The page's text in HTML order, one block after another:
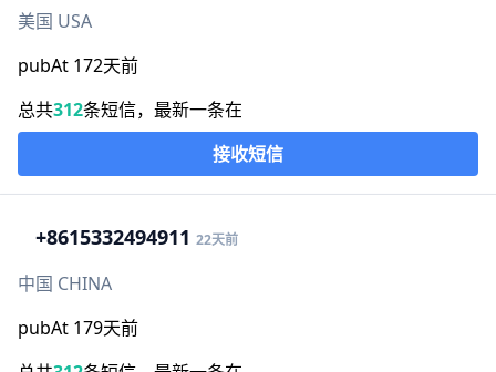
美国 USA
pubAt 172天前
总共312条短信，最新一条在
接收短信
+8615332494911 22天前
中国 CHINA
pubAt 179天前